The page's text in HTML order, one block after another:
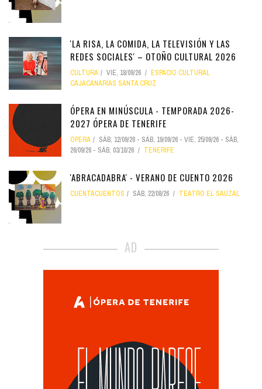
'LA RISA, LA COMIDA, LA TELEVISIÓN Y LAS
REDES SOCIALES' – OTOÑO CULTURAL 2026
CULTURA VIE, 18/09/26
ESPACIO CULTURAL
CAJACANARIAS SANTA CRUZ
ÓPERA EN MINÚSCULA - TEMPORADA 2026-
2027 ÓPERA DE TENERIFE
ÓPERA SÁB, 12/09/26 - SÁB, 19/09/26 - VIE, 25/09/26 - SÁB,
26/09/26 - SÁB, 03/10/26 TENERIFE
'ABRACADABRA' - VERANO DE CUENTO 2026
CUENTACUENTOS SÁB, 22/08/26 TEATRO EL SAUZAL
AD